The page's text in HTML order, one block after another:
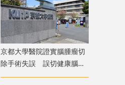
京都大學醫院證實腦腫瘤切
除手術失誤 誤切健康腦組
織致病患無法自主呼吸